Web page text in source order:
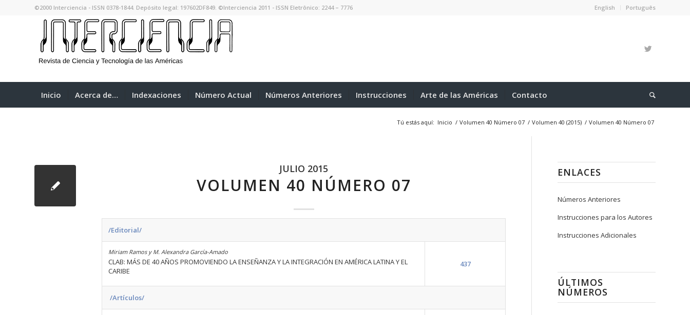
English Português
©2000 Interciencia - ISSN 0378-1844. Depósito legal: 197602DF849. ©Interciencia 2011 - ISSN Eletrônico: 2244 – 7776
Inicio Acerca de… Indexaciones Número Actual Números Anteriores Instrucciones Arte de las Américas Contacto
Tú estás aquí: Inicio / Volumen 40 Número 07 / Volumen 40 (2015) / Volumen 40 Número 07
JULIO 2015
VOLUMEN 40 NÚMERO 07
/Editorial/
Miriam Ramos y M. Alexandra García-Amado
CLAB: MÁS DE 40 AÑOS PROMOVIENDO LA ENSEÑANZA Y LA INTEGRACIÓN EN AMÉRICA LATINA Y EL
CARIBE
437
/Artículos/
ENLACES
Números Anteriores
Instrucciones para los Autores
Instrucciones Adicionales
ÚLTIMOS
NÚMEROS